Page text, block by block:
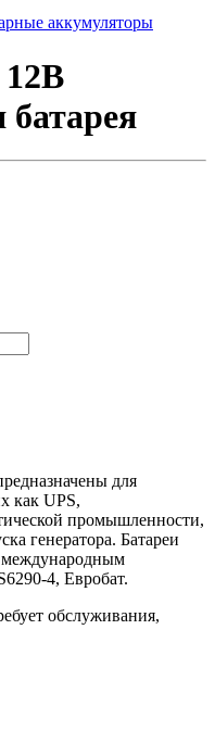
аккумуляторы
для
как UPS,
промышленности,
генератора. Батареи
международным
4, Евробат.
обслуживания,